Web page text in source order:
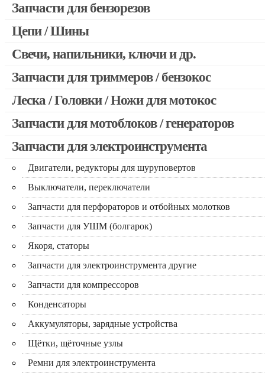
Запчасти для бензопил Stihl
Запчасти для бензопил Husqvarna, Partner
Запчасти для бензопил Oleo-mac, Echo и др.
Запчасти для бензорезов
Цепи / Шины
Свечи, напильники, ключи и др.
Запчасти для триммеров / бензокос
Запчасти для Китайских триммеров
Запчасти для мотокос Stihl / Husqvarna / Oleo-mac / Echo и
Леска / Головки / Ножи для мотокос
Запчасти для мотоблоков / генераторов
Запчасти для электроинструмента
Двигатели, редукторы для шуруповертов
Выключатели, переключатели
Запчасти для перфораторов и отбойных молотков
Запчасти для УШМ (болгарок)
Якоря, статоры
Запчасти для электроинструмента другие
Запчасти для компрессоров
Конденсаторы
Аккумуляторы, зарядные устройства
Щётки, щёточные узлы
Ремни для электроинструмента